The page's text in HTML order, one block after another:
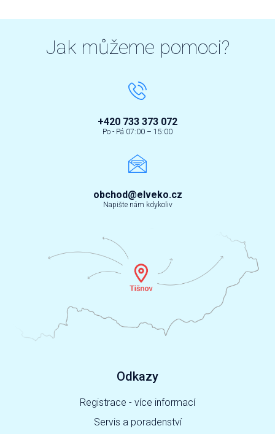
Jak můžeme pomoci?
+420 733 373 072
Po - Pá 07:00 – 15:00
obchod@elveko.cz
Napište nám kdykoliv
Odkazy
Registrace - více informací
Servis a poradenství